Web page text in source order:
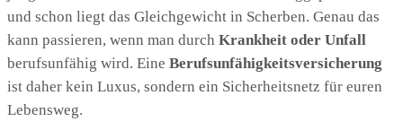
und schon liegt das Gleichgewicht in Scherben. Genau das
kann passieren, wenn man durch Krankheit oder Unfall
berufsunfähig wird. Eine Berufsunfähigkeitsversicherung
ist daher kein Luxus, sondern ein Sicherheitsnetz für euren
Lebensweg.